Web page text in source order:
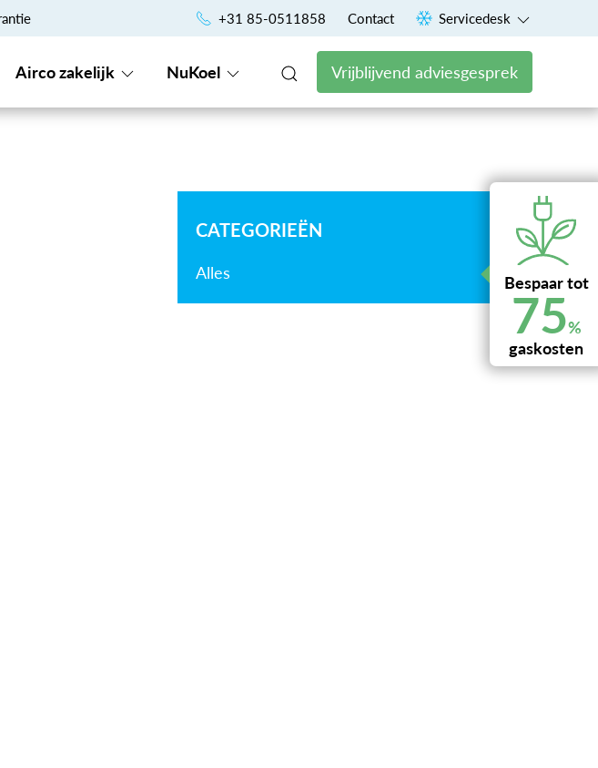
Uniek financieringsconcept voor een vast maandbedrag
+31 85-0511858 Contact Servicedesk
Airco zakelijk NuKoel Vrijblijvend adviesgesprek
CATEGORIEËN
Alles Bespaar tot
75%
gaskosten